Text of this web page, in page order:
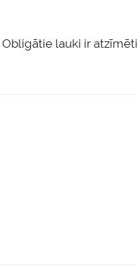
Obligātie lauki ir